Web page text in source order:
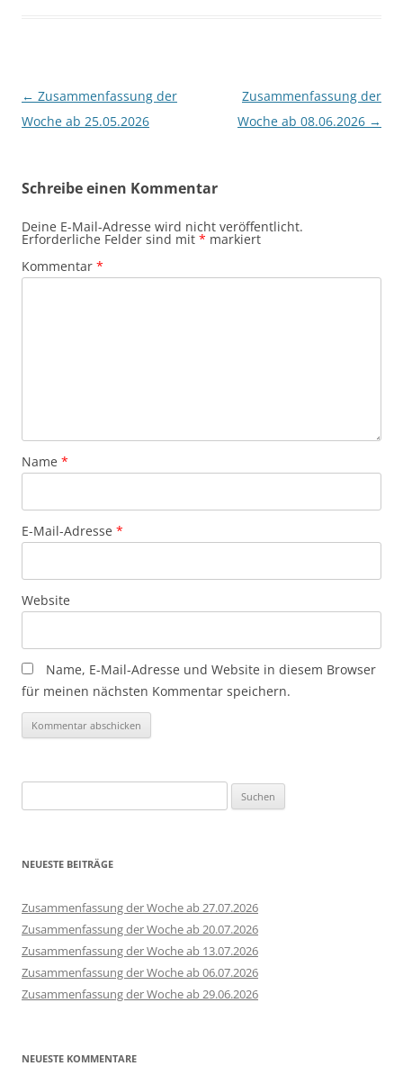
Beitragsnavigation
← Zusammenfassung der
Woche ab 25.05.2026
Zusammenfassung der
Woche ab 08.06.2026 →
Schreibe einen Kommentar
Deine E-Mail-Adresse wird nicht veröffentlicht.
Erforderliche Felder sind mit * markiert
Kommentar *
Name *
E-Mail-Adresse *
Website
Name, E-Mail-Adresse und Website in diesem Browser
für meinen nächsten Kommentar speichern.
nach:
NEUESTE BEITRÄGE
Zusammenfassung der Woche ab 27.07.2026
Zusammenfassung der Woche ab 20.07.2026
Zusammenfassung der Woche ab 13.07.2026
Zusammenfassung der Woche ab 06.07.2026
Zusammenfassung der Woche ab 29.06.2026
NEUESTE KOMMENTARE